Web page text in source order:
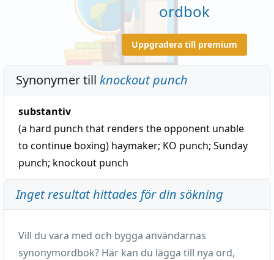
ordbok
Uppgradera till premium
Synonymer till knockout punch
substantiv
(a hard punch that renders the opponent unable
to continue boxing) haymaker; KO punch; Sunday
punch; knockout punch
Inget resultat hittades för din sökning
Vill du vara med och bygga användarnas
synonymordbok? Här kan du lägga till nya ord,